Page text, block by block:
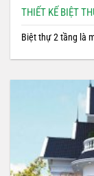
THIẾT KẾ BIỆT
Biệt thự 2 tầng là